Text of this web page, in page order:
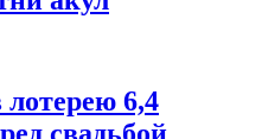
6,4